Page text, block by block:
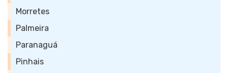
Morretes
Palmeira
Paranaguá
Pinhais